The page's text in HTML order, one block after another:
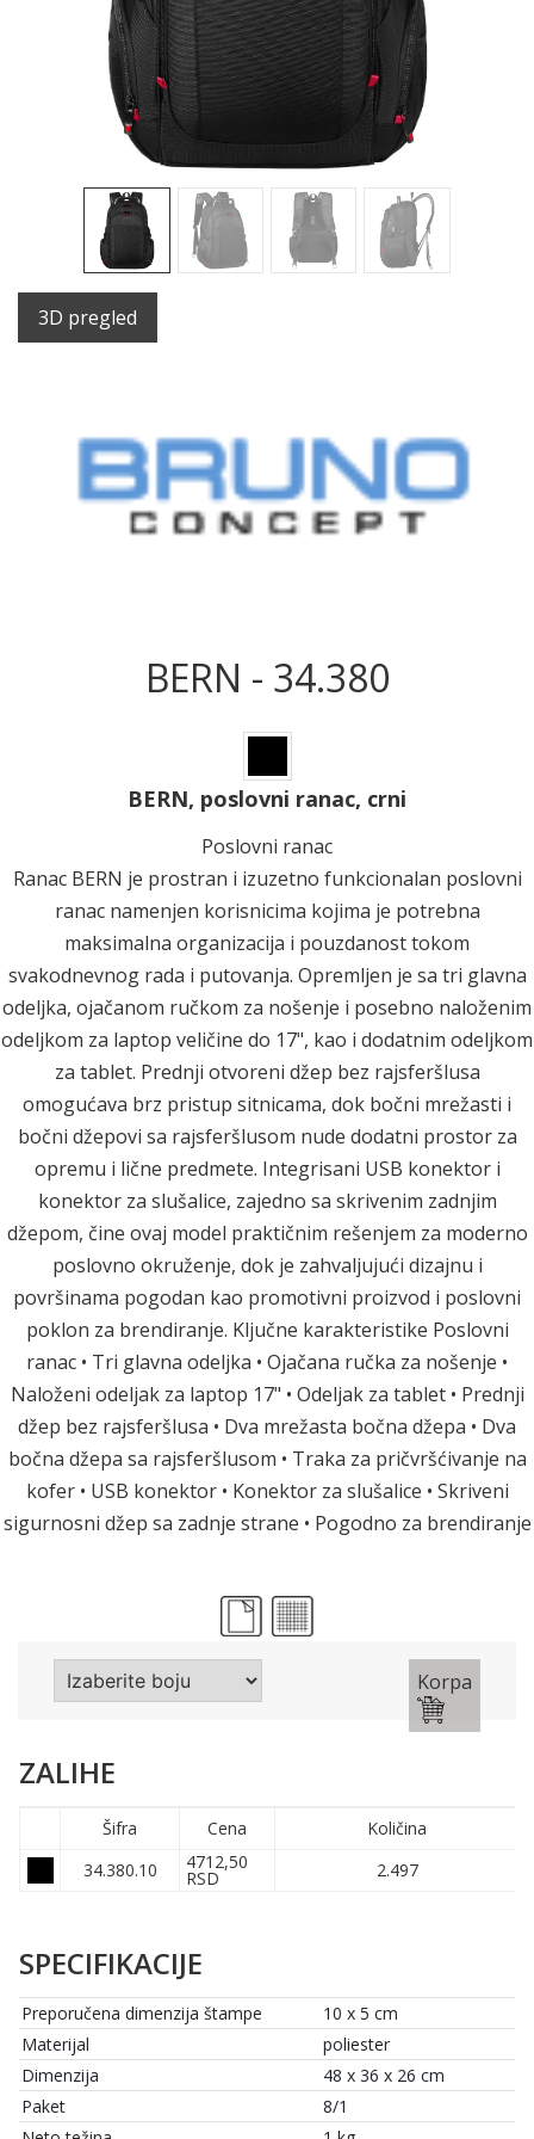
3D pregled
BERN - 34.380
BERN, poslovni ranac, crni
Poslovni ranac
Ranac BERN je prostran i izuzetno funkcionalan poslovni
ranac namenjen korisnicima kojima je potrebna
maksimalna organizacija i pouzdanost tokom
svakodnevnog rada i putovanja. Opremljen je sa tri glavna
odeljka, ojačanom ručkom za nošenje i posebno naloženim
odeljkom za laptop veličine do 17", kao i dodatnim odeljkom
za tablet. Prednji otvoreni džep bez rajsferšlusa
omogućava brz pristup sitnicama, dok bočni mrežasti i
bočni džepovi sa rajsferšlusom nude dodatni prostor za
opremu i lične predmete. Integrisani USB konektor i
konektor za slušalice, zajedno sa skrivenim zadnjim
džepom, čine ovaj model praktičnim rešenjem za moderno
poslovno okruženje, dok je zahvaljujući dizajnu i
površinama pogodan kao promotivni proizvod i poslovni
poklon za brendiranje. Ključne karakteristike Poslovni
ranac • Tri glavna odeljka • Ojačana ručka za nošenje •
Naloženi odeljak za laptop 17" • Odeljak za tablet • Prednji
džep bez rajsferšlusa • Dva mrežasta bočna džepa • Dva
bočna džepa sa rajsferšlusom • Traka za pričvršćivanje na
kofer • USB konektor • Konektor za slušalice • Skriveni
sigurnosni džep sa zadnje strane • Pogodno za brendiranje
Korpa
ZALIHE
Šifra Cena
Količina
34.380.10
4712,50
RSD 2.497
SPECIFIKACIJE
Preporučena dimenzija štampe
10 x 5 cm
Materijal
poliester
Dimenzija
48 x 36 x 26 cm
Paket
8/1